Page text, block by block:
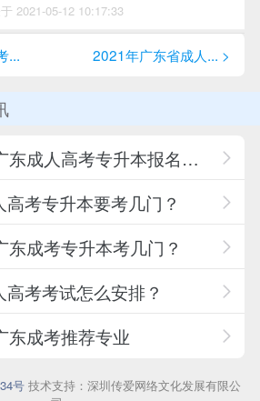
2021-05-12 10:17:33
... 2021年广东省成人... >
2026年广东成人高考专升本报名条件一览
高考专升本要考几门？
东成考专升本考几门？
高考考试怎么安排？
东成考推荐专业
号技术支持：深圳传爱网络文化发展有限公